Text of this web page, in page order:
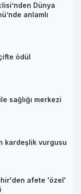
Dünya
anlamlı
ödül
sağlığı merkezi
kardeşlik vurgusu
afete 'özel'